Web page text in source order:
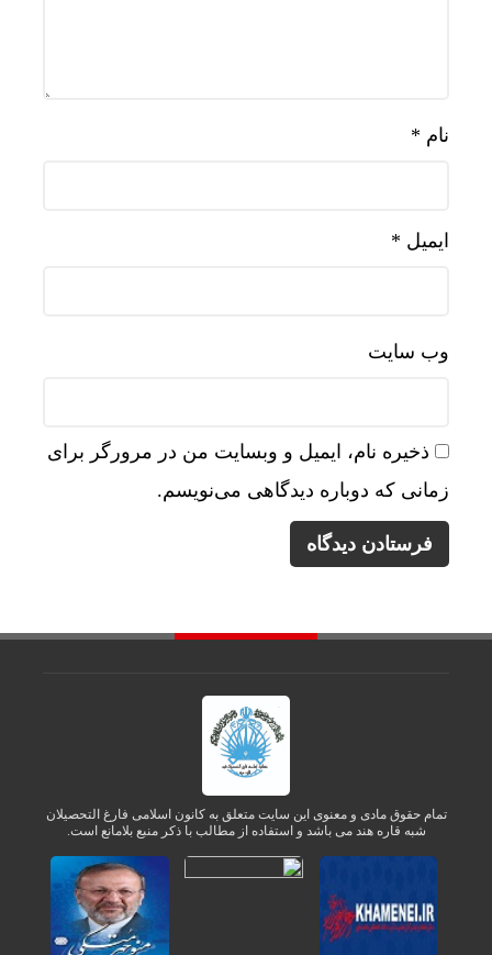
نام *
ایمیل *
وب‌ سایت
ذخیره نام، ایمیل و وبسایت من در مرورگر برای
زمانی که دوباره دیدگاهی می‌نویسم.
تمام حقوق مادی و معنوی این سایت متعلق به کانون اسلامی فارغ التحصیلان
شبه قاره هند می باشد و استفاده از مطالب با ذکر منبع بلامانع است.